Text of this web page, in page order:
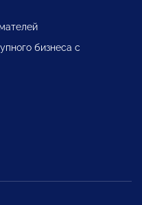
бизнеса с